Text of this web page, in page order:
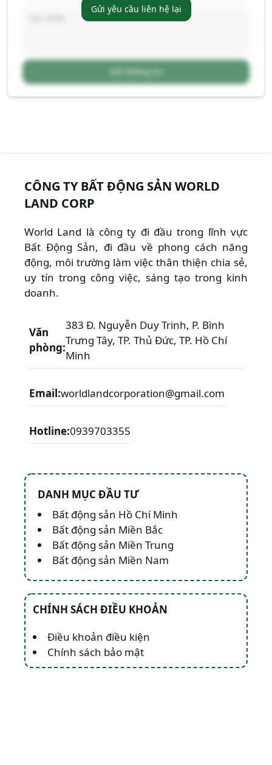
Gửi thông tin
Gửi yêu cầu liên hệ lại
CÔNG TY BẤT ĐỘNG SẢN WORLD
LAND CORP
World Land là công ty đi đầu trong lĩnh vực
Bất Động Sản, đi đầu về phong cách năng
động, môi trường làm việc thân thiện chia sẻ,
uy tín trong công việc, sáng tạo trong kinh
doanh.
Văn
phòng:
383 Đ. Nguyễn Duy Trinh, P. Bình
Trưng Tây, TP. Thủ Đức, TP. Hồ Chí
Minh
Email:worldlandcorporation@gmail.com
Hotline:0939703355
DANH MỤC ĐẦU TƯ
Bất động sản Hồ Chí Minh
Bất động sản Miền Bắc
Bất động sản Miền Trung
Bất động sản Miền Nam
CHÍNH SÁCH ĐIỀU KHOẢN
Điều khoản điều kiện
Chính sách bảo mật